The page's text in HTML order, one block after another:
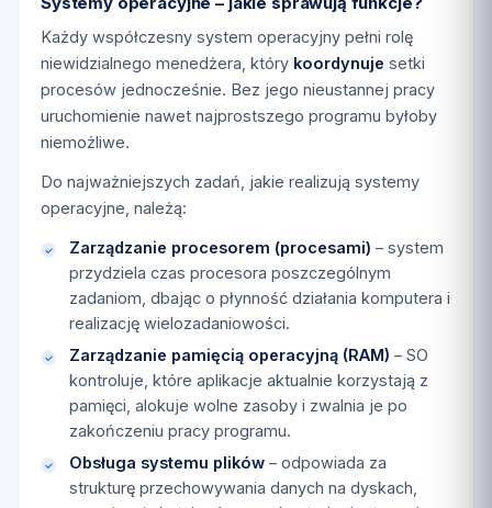
Każdy współczesny system operacyjny pełni rolę
niewidzialnego menedżera, który koordynuje setki
procesów jednocześnie. Bez jego nieustannej pracy
uruchomienie nawet najprostszego programu byłoby
niemożliwe.
Do najważniejszych zadań, jakie realizują systemy
operacyjne, należą:
Zarządzanie procesorem (procesami) – system
przydziela czas procesora poszczególnym
zadaniom, dbając o płynność działania komputera i
realizację wielozadaniowości.
Zarządzanie pamięcią operacyjną (RAM) – SO
kontroluje, które aplikacje aktualnie korzystają z
pamięci, alokuje wolne zasoby i zwalnia je po
zakończeniu pracy programu.
Obsługa systemu plików – odpowiada za
strukturę przechowywania danych na dyskach,